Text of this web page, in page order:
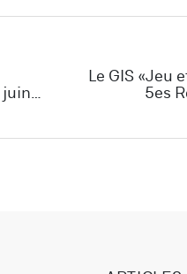
juin
Le GIS «Jeu
5es